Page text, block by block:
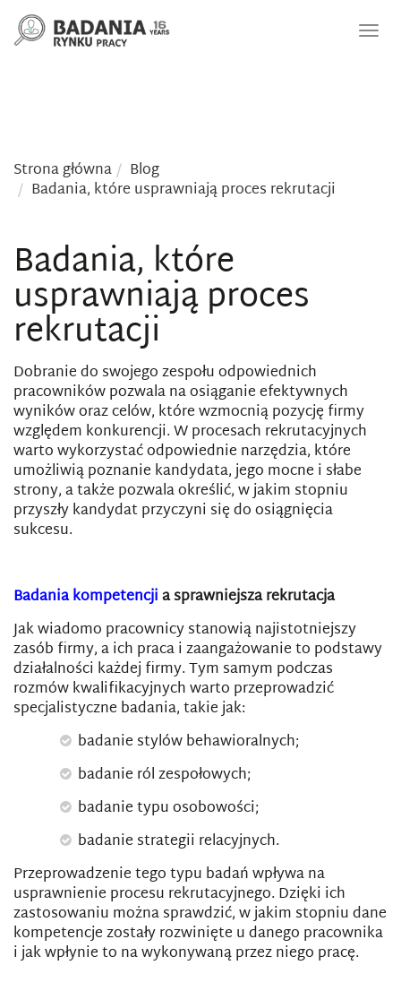
Strona główna Blog
Badania, które usprawniają proces rekrutacji
Badania, które
usprawniają proces
rekrutacji
Dobranie do swojego zespołu odpowiednich
pracowników pozwala na osiąganie efektywnych
wyników oraz celów, które wzmocnią pozycję firmy
względem konkurencji. W procesach rekrutacyjnych
warto wykorzystać odpowiednie narzędzia, które
umożliwią poznanie kandydata, jego mocne i słabe
strony, a także pozwala określić, w jakim stopniu
przyszły kandydat przyczyni się do osiągnięcia
sukcesu.
Badania kompetencjia sprawniejsza rekrutacja
Jak wiadomo pracownicy stanowią najistotniejszy
zasób firmy, a ich praca i zaangażowanie to podstawy
działalności każdej firmy. Tym samym podczas
rozmów kwalifikacyjnych warto przeprowadzić
specjalistyczne badania, takie jak:
badanie stylów behawioralnych;
badanie ról zespołowych;
badanie typu osobowości;
badanie strategii relacyjnych.
Przeprowadzenie tego typu badań wpływa na
usprawnienie procesu rekrutacyjnego. Dzięki ich
zastosowaniu można sprawdzić, w jakim stopniu dane
kompetencje zostały rozwinięte u danego pracownika
i jak wpłynie to na wykonywaną przez niego pracę.